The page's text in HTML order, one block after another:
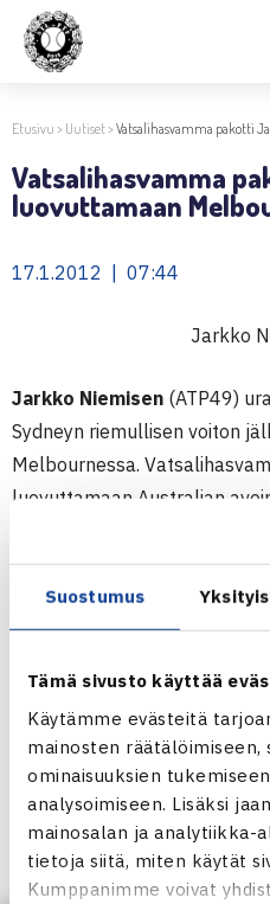
Suostumus
Tämä sivusto käyttää
Käytämme evästeitä
mainosten räätälöimiseen,
ominaisuuksien
analysoimiseen. Lisäksi
mainosalan ja analytiikka-
tietoja siitä, miten käytät
Kumppanimme voivat
Etusivu > Uutiset>Vatsalihasvamma pakotti
Vatsalihasvamma
luovuttamaan
17.1.2012 | 07:44
Jarkko
Jarkko Niemisen (ATP49)
Sydneyn riemullisen voiton
Melbournessa.
luovuttamaan Australian
ensimmäisen kierroksen
vastaan toisessa erässä.
ottelua 6-4, 4-2.
Jarkko kertoi ottelun
mutta kun kipu ei hellittänyt,
luovuttaa ottelun.
Australian avoimet
Jarkko Niemisen
Jaa: